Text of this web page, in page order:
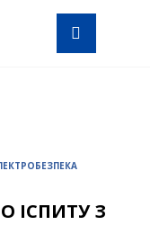
ІСПИТУ З